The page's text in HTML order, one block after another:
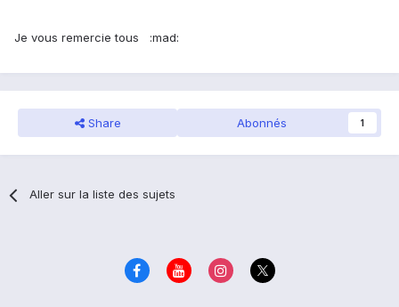
Je vous remercie tous :mad:
Share Abonnés 1
Aller sur la liste des sujets